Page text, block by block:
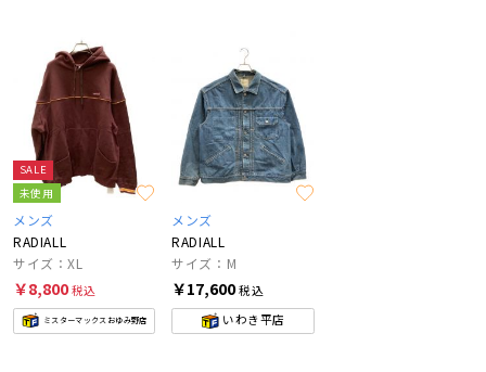
SALE
未使用
メンズ
RADIALL
サイズ：XL
￥8,800税込
ミスターマックスおゆみ野店
メンズ
RADIALL
サイズ：M
￥17,600税込
いわき平店